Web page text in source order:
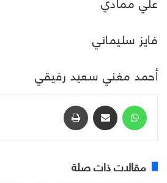
فايز سليماني
أحمد مغني سعيد رفيقي
واتساب مشاركة عبر البريد
مقالات ذات صلة